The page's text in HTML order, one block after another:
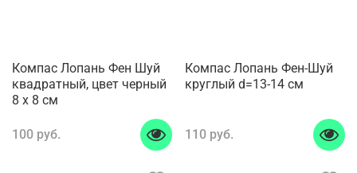
Компас Лопань Фен Шуй
квадратный, цвет черный
8 x 8 см
100 руб.
Компас Лопань Фен-Шуй
круглый d=13-14 см
110 руб.